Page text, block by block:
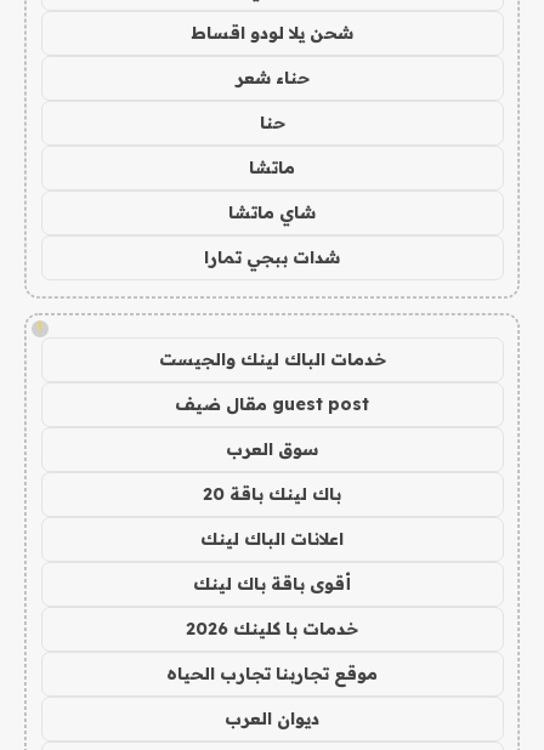
شحن يلا لودو اقساط
حناء شعر
حنا
ماتشا
شاي ماتشا
شدات ببجي تمارا
!
خدمات الباك لينك والجيست
guest post مقال ضيف
سوق العرب
باك لينك باقة 20
اعلانات الباك لينك
أقوى باقة باك لينك
خدمات با كلينك 2026
موقع تجاربنا تجارب الحياه
ديوان العرب